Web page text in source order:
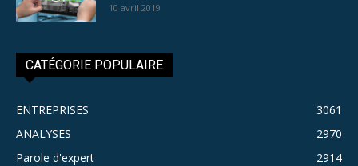
10 avril 2019
CATÉGORIE POPULAIRE
ENTREPRISES
3061
ANALYSES
2970
Parole d'expert
2914